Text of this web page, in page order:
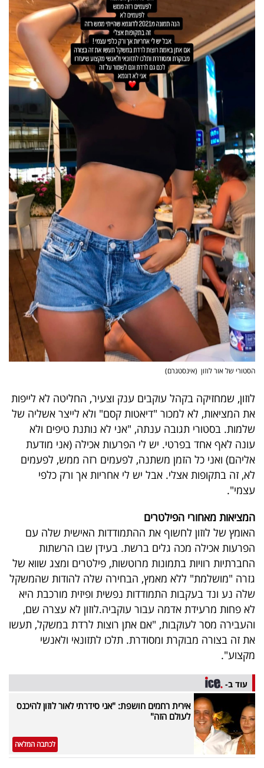
שיתופי
פעולה
דרושים
ניוזלטרים
מייל
אדום
פרסמו
באייס
עקבו
אחרינו:
הסטורי של אור לוזון (אינסטגרם)
לוזון, שמחזיקה בקהל עוקבים ענק וצעיר, החליטה לא לייפות
את המציאות, לא למכור "דיאטות קסם" ולא לייצר אשליה של
שלמות. בסטורי תגובה ענתה, "אני לא נותנת טיפים ולא
עונה לאף אחד בפרטי. יש לי הפרעות אכילה (אני מודעת
אליהם) ואני כל הזמן משתנה, לפעמים רזה ממש, לפעמים
לא, זה בתקופות אצלי. אבל יש לי אחריות אך ורק כלפי
עצמי".
המציאות מאחורי הפילטרים
האומץ של לוזון לחשוף את ההתמודדות האישית שלה עם
הפרעות אכילה מכה גלים ברשת. בעידן שבו הרשתות
החברתיות רוויות בתמונות מרוטשות, פילטרים ומצג שווא של
גזרה "מושלמת" ללא מאמץ, הבחירה שלה להודות שהמשקל
שלה נע ונד בעקבות התמודדות נפשית ופיזית מורכבת היא
לא פחות מרעידת אדמה עבור עוקביה.לוזון לא עצרה שם,
והעבירה מסר לעוקבות, "אם אתן רוצות לרדת במשקל, תעשו
את זה בצורה מבוקרת ומסודרת. תלכו לתזונאי ולאנשי
מקצוע".
עוד ב-
אירית רחמים חושפת: "אני סידרתי לאור לוזון להיכנס
לעולם הזה"
לכתבה המלאה